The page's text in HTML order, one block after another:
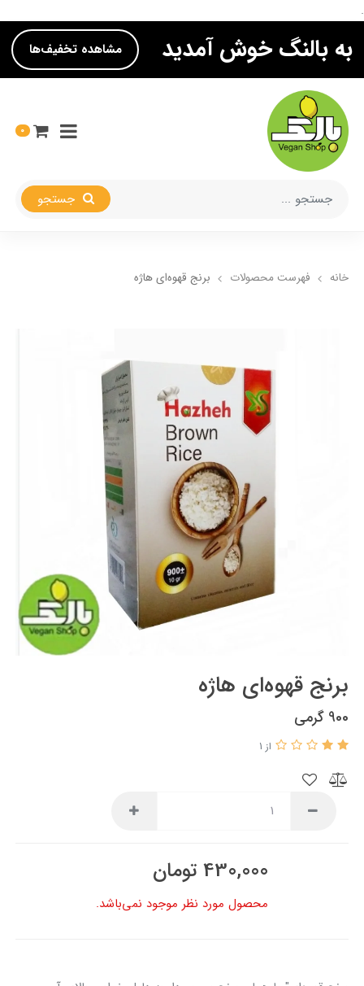
.
به بالنگ خوش آمدید مشاهده تخفیف‌ها
0
خانه فهرست محصولات برنج قهوه‌ای هاژه
برنج قهوه‌ای هاژه
900 گرمی
از 1
430,000 تومان
محصول مورد نظر موجود نمی‌باشد.